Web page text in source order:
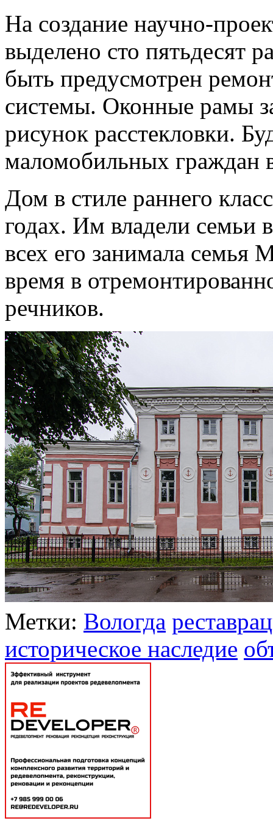
На создание научно-
выделено сто пятьдесят
быть предусмотрен
системы. Оконные рамы
рисунок расстекловки.
маломобильных граждан
Дом в стиле раннего
годах. Им владели семьи
всех его занимала семья
время в
речников.
Метки: Вологда
историческое наследие